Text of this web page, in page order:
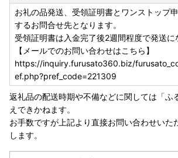
お礼の品発送、受領証明書とワンストップ
するお問合せ先となります。
受領証明書は入金完了後2週間程度で発送に
【メールでのお問い合わせはこちら】
https://inquiry.furusato360.biz/
ef.php?pref_code=221309
返礼品の配送時期や不備などに関しては「ふ
えできかねます。
お手数ですが上記より直接お問い合わせいた
します。